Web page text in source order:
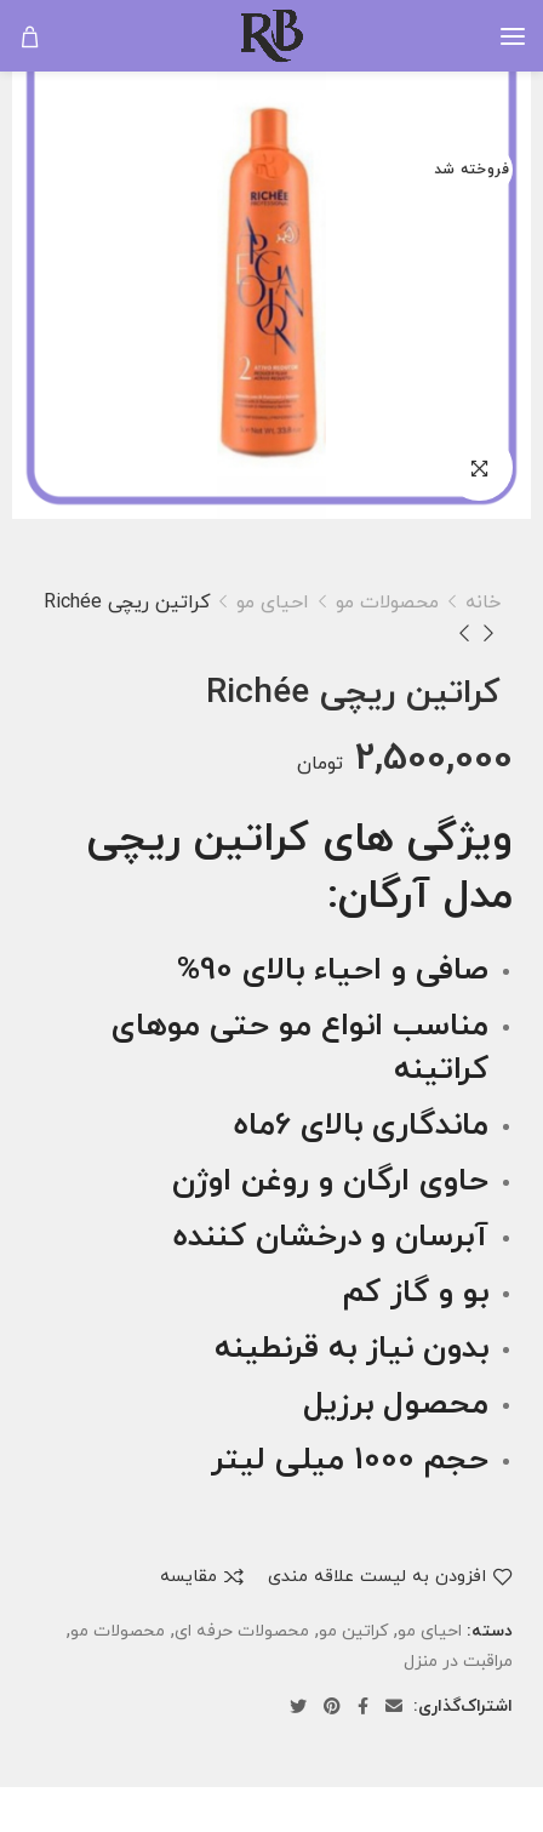
فروخته شد
خانه محصولات مو احیای مو کراتین ریچی Richée
کراتین ریچی Richée
2,500,000 تومان
ویژگی های کراتین ریچی
مدل آرگان:
صافی و احیاء بالای 90%
مناسب انواع مو حتی موهای
کراتینه
ماندگاری بالای 6ماه
حاوی ارگان و روغن اوژن
آبرسان و درخشان کننده
بو و گاز کم
بدون نیاز به قرنطینه
محصول برزیل
حجم 1000 میلی لیتر
افزودن به لیست علاقه مندی مقایسه
دسته: احیای مو,کراتین مو, محصولات حرفه ای, محصولات مو,
مراقبت در منزل
اشتراک‌گذاری: